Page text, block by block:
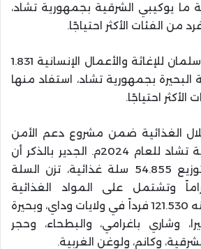
ما يوكيبي الشرقية بجمهورية تشاد،
.
كما وزّع مركز الملك سلمان للإغاثة والأعمال الإنسانية 1.831
بجمهورية تشاد، استفاد منها
الغذائية ضمن مشروع دعم الأمن
للعام 2024م
. الجدير بالذكر أن
المشروع يستهدف توزيع 54.855 سلة غذائية، تزن السلة
65 كيلوغراماً وتشتمل على المواد الغذائية
الأساسية، يستفيد منه 121.530 فرداً في ولايات وداي، وبحيرة
وشاري باغرامي، والبطحاء، وحجر
وكانم، ولوغن الغربية.